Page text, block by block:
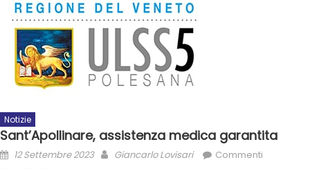
Notizie
Sant’Apollinare, assistenza medica garantita
12 Settembre 2023 Giancarlo Lovisari
Commenti